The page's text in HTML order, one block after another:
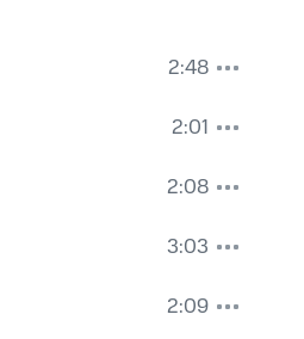
2:48
2:01
2:08
3:03
2:09